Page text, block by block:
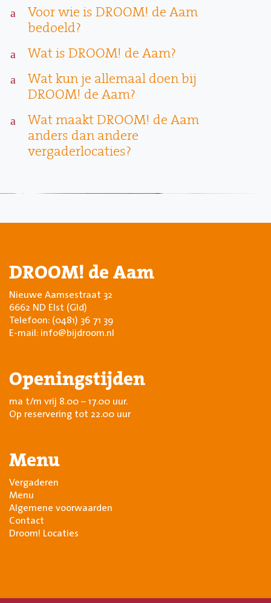
a Voor wie is DROOM! de Aam
bedoeld?
a Wat is DROOM! de Aam?
a Wat kun je allemaal doen bij
DROOM! de Aam?
a Wat maakt DROOM! de Aam
anders dan andere
vergaderlocaties?
DROOM! de Aam
Nieuwe Aamsestraat 32
6662 ND Elst (Gld)
Telefoon:(0481) 36 71 39
E-mail:info@bijdroom.nl
Openingstijden
ma t/m vrij 8.00 – 17.00 uur.
Op reservering tot 22.00 uur
Menu
Vergaderen
Menu
Algemene voorwaarden
Contact
Droom! Locaties